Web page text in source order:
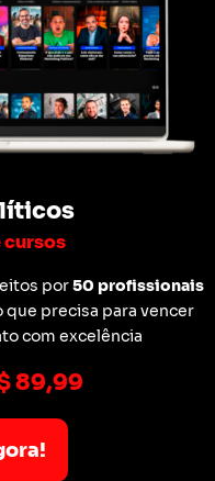
cursos
por50 profissionais
precisa para vencer
com excelência
89,99